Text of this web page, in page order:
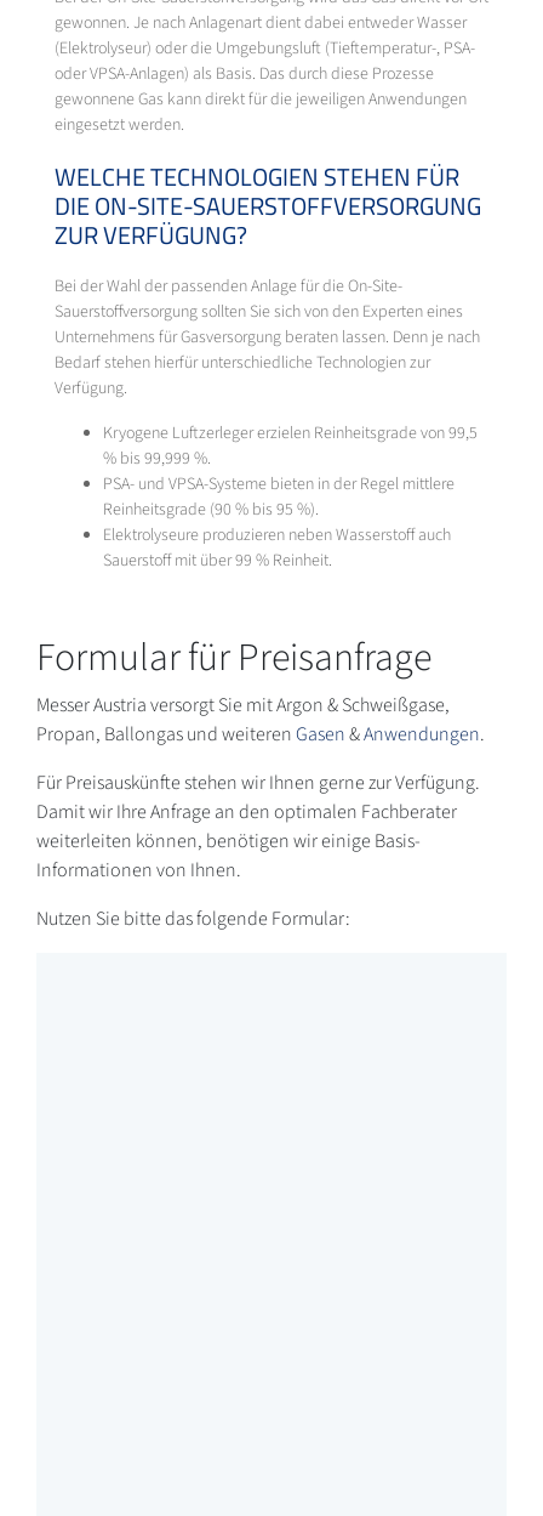
gewonnen. Je nach Anlagenart dient dabei entweder Wasser
(Elektrolyseur) oder die Umgebungsluft (Tieftemperatur-, PSA-
oder VPSA-Anlagen) als Basis. Das durch diese Prozesse
gewonnene Gas kann direkt für die jeweiligen Anwendungen
eingesetzt werden.
WELCHE TECHNOLOGIEN STEHEN FÜR
DIE ON-SITE-SAUERSTOFFVERSORGUNG
ZUR VERFÜGUNG?
Bei der Wahl der passenden Anlage für die On-Site-
Sauerstoffversorgung sollten Sie sich von den Experten eines
Unternehmens für Gasversorgung beraten lassen. Denn je nach
Bedarf stehen hierfür unterschiedliche Technologien zur
Verfügung.
Kryogene Luftzerleger erzielen Reinheitsgrade von 99,5
% bis 99,999 %.
PSA- und VPSA-Systeme bieten in der Regel mittlere
Reinheitsgrade (90 % bis 95 %).
Elektrolyseure produzieren neben Wasserstoff auch
Sauerstoff mit über 99 % Reinheit.
Formular für Preisanfrage
Messer Austria versorgt Sie mit Argon & Schweißgase,
Propan, Ballongas und weiterenGasen&Anwendungen.
Für Preisauskünfte stehen wir Ihnen gerne zur Verfügung.
Damit wir Ihre Anfrage an den optimalen Fachberater
weiterleiten können, benötigen wir einige Basis-
Informationen von Ihnen.
Nutzen Sie bitte das folgende Formular: